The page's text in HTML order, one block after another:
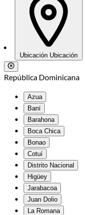
Ubicación Ubicación
República Dominicana
Azua
Baní
Barahona
Boca Chica
Bonao
Cotuí
Distrito Nacional
Higüey
Jarabacoa
Juan Dolio
La Romana